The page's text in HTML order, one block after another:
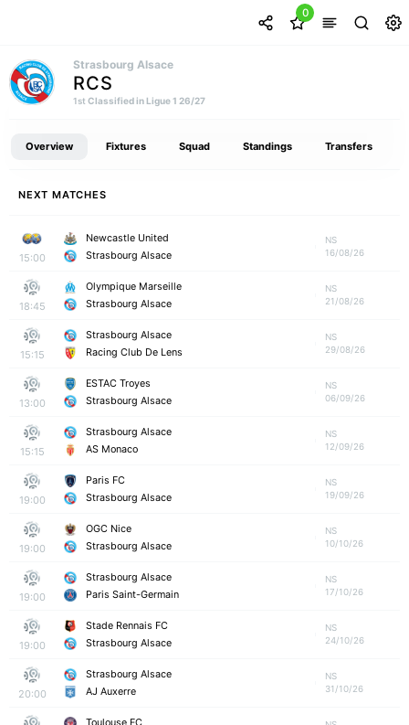
0
Strasbourg Alsace
RCS
1st Classified in Ligue 1 26/27
Overview Fixtures Squad Standings Transfers
NEXT MATCHES
15:00
Newcastle United
Strasbourg Alsace
NS
16/08/26
18:45
Olympique Marseille
Strasbourg Alsace
NS
21/08/26
15:15
Strasbourg Alsace
Racing Club De Lens
NS
29/08/26
13:00
ESTAC Troyes
Strasbourg Alsace
NS
06/09/26
15:15
Strasbourg Alsace
AS Monaco
NS
12/09/26
19:00
Paris FC
Strasbourg Alsace
NS
19/09/26
19:00
OGC Nice
Strasbourg Alsace
NS
10/10/26
19:00
Strasbourg Alsace
Paris Saint-Germain
NS
17/10/26
19:00
Stade Rennais FC
Strasbourg Alsace
NS
24/10/26
20:00
Strasbourg Alsace
AJ Auxerre
NS
31/10/26